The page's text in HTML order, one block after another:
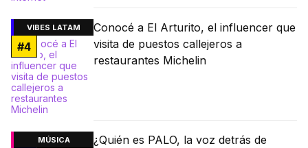
VIBES LATAM
#4
Conocé a El Arturito, el influencer que
visita de puestos callejeros a
restaurantes Michelin
MÚSICA
¿Quién es PALO, la voz detrás de